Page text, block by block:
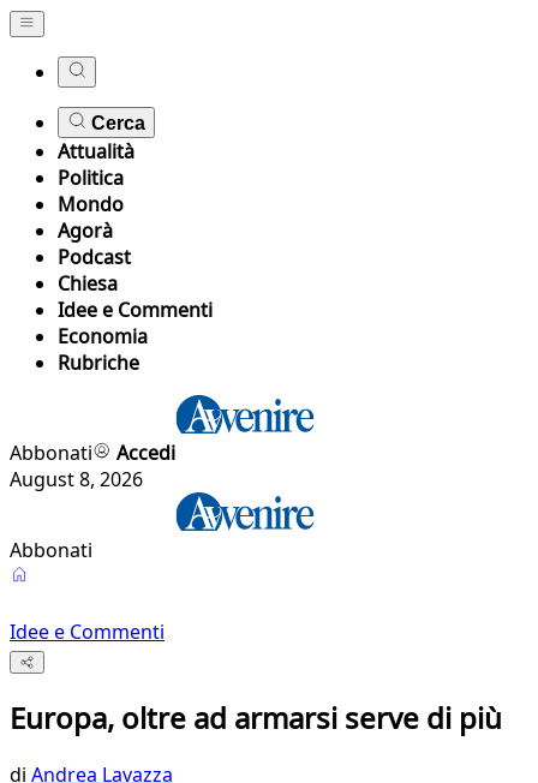
Cerca
Attualità
Politica
Mondo
Agorà
Podcast
Chiesa
Idee e Commenti
Economia
Rubriche
Abbonati
Accedi
August 8, 2026
Abbonati
Idee e Commenti
Europa, oltre ad armarsi serve di più
di Andrea Lavazza